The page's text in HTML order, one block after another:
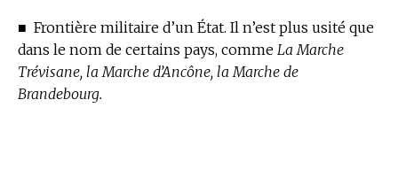
■ Frontière militaire d’un État. Il n’est plus usité que
dans le nom de certains pays, comme La Marche
Trévisane, la Marche d’Ancône, la Marche de
Brandebourg.